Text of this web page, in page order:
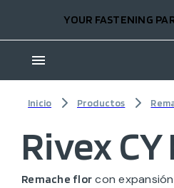
YOUR FASTENING
Inicio Productos
Rivex
Remache flor con